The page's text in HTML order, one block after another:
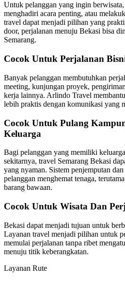
Untuk pelanggan yang ingin
menghadiri acara penting, atau
travel dapat menjadi pilihan yang
door, perjalanan menuju Bekasi bisa
Semarang.
Cocok Untuk Perjalanan
Banyak pelanggan membutuhkan
meeting, kunjungan proyek,
kerja lainnya. Arlindo Travel
lebih praktis dengan komunikasi yang
Cocok Untuk Pulang
Keluarga
Bagi pelanggan yang memiliki
sekitarnya, travel Semarang Bekasi
yang nyaman. Sistem penjemputan
pelanggan menghemat tenaga,
barang bawaan.
Cocok Untuk Wisata Dan
Bekasi dapat menjadi tujuan untuk
Layanan travel menjadi pilihan untuk
memulai perjalanan tanpa ribet
menuju titik keberangkatan.
Layanan Rute